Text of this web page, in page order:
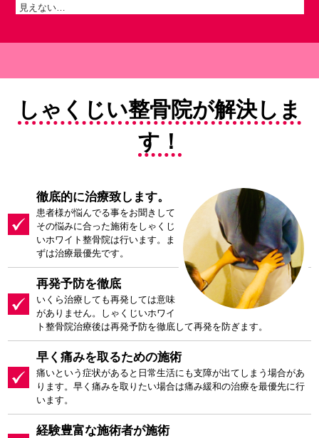
見えない…
しゃくじい整骨院が解決しま
す！
徹底的に治療致します。
患者様が悩んでる事をお聞きして
その悩みに合った施術をしゃくじ
いホワイト整骨院は行います。ま
ずは治療最優先です。
再発予防を徹底
いくら治療しても再発しては意味
がありません。しゃくじいホワイ
ト整骨院治療後は再発予防を徹底して再発を防ぎます。
早く痛みを取るための施術
痛いという症状があると日常生活にも支障が出てしまう場合があ
ります。早く痛みを取りたい場合は痛み緩和の治療を最優先に行
います。
経験豊富な施術者が施術